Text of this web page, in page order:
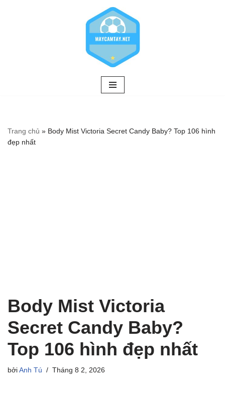
Trang chủ » Body Mist Victoria Secret Candy Baby? Top 106 hình
đẹp nhất
Body Mist Victoria
Secret Candy Baby?
Top 106 hình đẹp nhất
bởi Anh Tú Tháng 8 2, 2026